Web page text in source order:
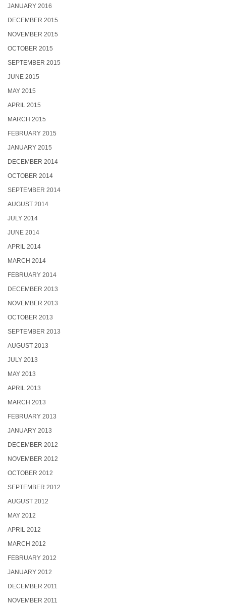
JANUARY 2016
DECEMBER 2015
NOVEMBER 2015
OCTOBER 2015
SEPTEMBER 2015
JUNE 2015
MAY 2015
APRIL 2015
MARCH 2015
FEBRUARY 2015
JANUARY 2015
DECEMBER 2014
OCTOBER 2014
SEPTEMBER 2014
AUGUST 2014
JULY 2014
JUNE 2014
APRIL 2014
MARCH 2014
FEBRUARY 2014
DECEMBER 2013
NOVEMBER 2013
OCTOBER 2013
SEPTEMBER 2013
AUGUST 2013
JULY 2013
MAY 2013
APRIL 2013
MARCH 2013
FEBRUARY 2013
JANUARY 2013
DECEMBER 2012
NOVEMBER 2012
OCTOBER 2012
SEPTEMBER 2012
AUGUST 2012
MAY 2012
APRIL 2012
MARCH 2012
FEBRUARY 2012
JANUARY 2012
DECEMBER 2011
NOVEMBER 2011